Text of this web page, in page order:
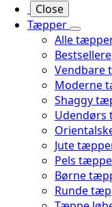
Close
Tæpper
Alle
Bestsellere
Vendbare
Moderne
Shaggy
Jute
Pels
Børne
Runde